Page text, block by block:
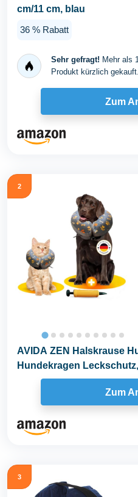
cm/11 cm, blau
36 % Rabatt
Sehr gefragt! Mehr als
Produkt kürzlich gekauft.
Zum
2
AVIDA ZEN Halskrause
Hundekragen
weich nach OP und...
Zum
3